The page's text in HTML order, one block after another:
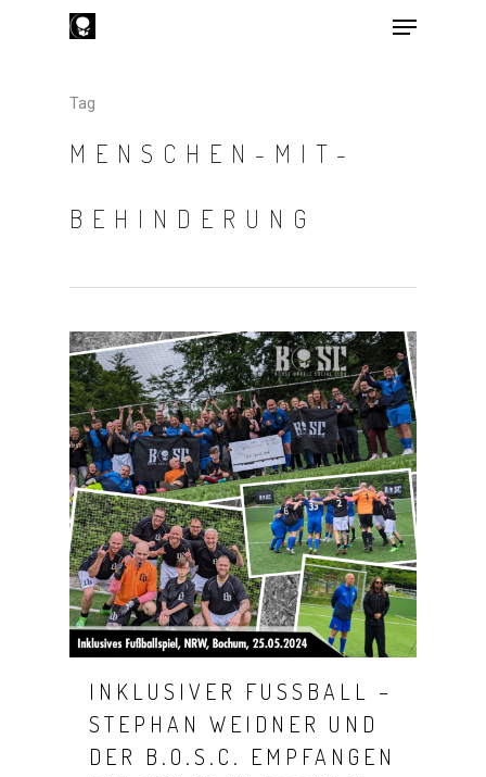
Tag
MENSCHEN-MIT-
BEHINDERUNG
INKLUSIVER FUSSBALL – S
TEPHAN WEIDNER UND D
ER B.O.S.C. EMPFANGEN D